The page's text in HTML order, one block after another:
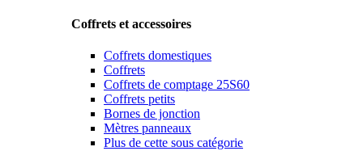
Coffrets et accessoires
Coffrets domestiques
Coffrets
Coffrets de comptage 25S60
Coffrets petits
Bornes de jonction
Mètres panneaux
Plus de cette sous catégorie